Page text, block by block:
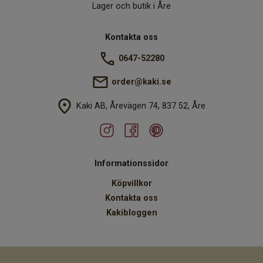
Lager och butik i Åre
Kontakta oss
0647-52280
order@kaki.se
Kaki AB, Årevägen 74, 837 52, Åre
Informationssidor
Köpvillkor
Kontakta oss
Kakibloggen